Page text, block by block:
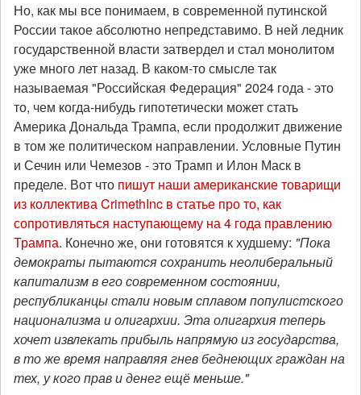
Но, как мы все понимаем, в современной путинской
России такое абсолютно непредставимо. В ней ледник
государственной власти затвердел и стал монолитом
уже много лет назад. В каком-то смысле так
называемая "Российская Федерация" 2024 года - это
то, чем когда-нибудь гипотетически может стать
Америка Дональда Трампа, если продолжит движение
в том же политическом направлении. Условные Путин
и Сечин или Чемезов - это Трамп и Илон Маск в
пределе. Вот что пишут наши американские товарищи
из коллектива CrimethInc в статье про то, как
сопротивляться наступающему на 4 года правлению
Трампа. Конечно же, они готовятся к худшему: "Пока
демократы пытаются сохранить неолиберальный
капитализм в его современном состоянии,
республиканцы стали новым сплавом популистского
национализма и олигархии. Эта олигархия теперь
хочет извлекать прибыль напрямую из государства,
в то же время направляя гнев беднеющих граждан на
тех, у кого прав и денег ещё меньше."